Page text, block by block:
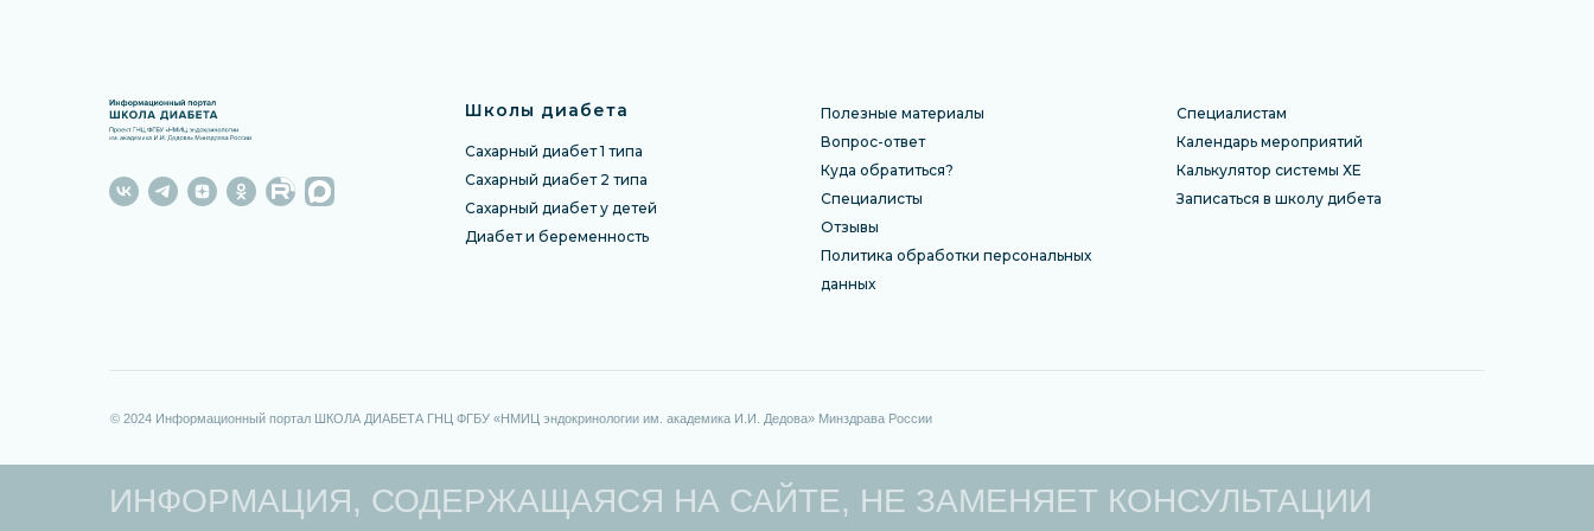
Школы диабета
Сахарный диабет 1 типа
Сахарный диабет 2 типа
Сахарный диабет у детей
Диабет и беременность
Полезные материалы
Вопрос-ответ
Куда обратиться?
Специалисты
Отзывы
Политика обработки персональных
данных
Специалистам
Календарь мероприятий
Калькулятор системы ХЕ
Записаться в школу дибета
© 2024 Информационный портал ШКОЛА ДИАБЕТА ГНЦ ФГБУ «НМИЦ эндокринологии им. академика И.И. Дедова» Минздрава России
ИНФОРМАЦИЯ, СОДЕРЖАЩАЯСЯ НА САЙТЕ, НЕ ЗАМЕНЯЕТ КОНСУЛЬТАЦИИ